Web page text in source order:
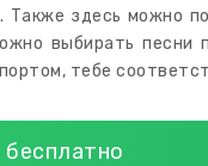
Также здесь можно
выбирать песни
тебе